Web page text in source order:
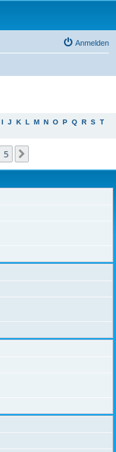
Anmelden
I J K L M N O P Q R S T
5